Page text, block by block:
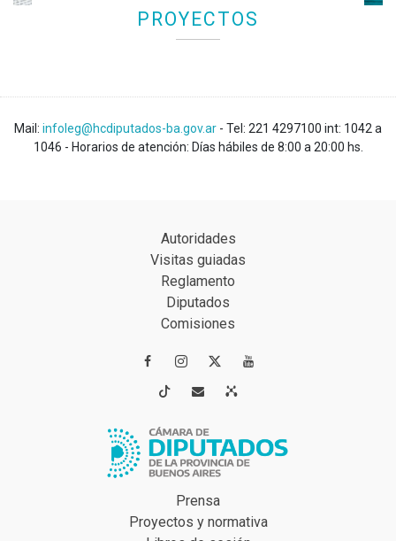
PROYECTOS
Mail: infoleg@hcdiputados-ba.gov.ar - Tel: 221 4297100 int: 1042 a
1046 - Horarios de atención: Días hábiles de 8:00 a 20:00 hs.
Autoridades
Visitas guiadas
Reglamento
Diputados
Comisiones
 
 
Prensa
Proyectos y normativa